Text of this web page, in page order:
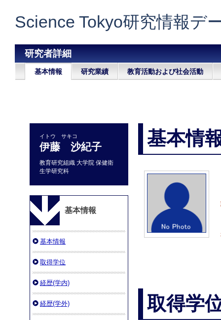
Science Tokyo研究情報デ
研究者詳細
基本情報 研究業績 教育活動および社会活動
イトウ サキコ
伊藤 沙紀子
教育研究組織 大学院 保健衛
生学研究科
基本情報
基本情報
取得学位
経歴(学内)
経歴(学外)
基本情
取得学